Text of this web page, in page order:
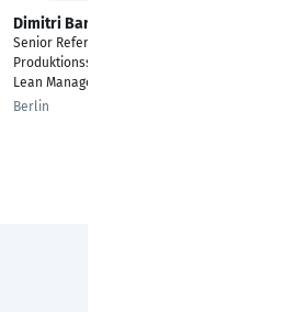
Dimitri Barabas
Senior Referent
Produktionssysteme /
Lean Management
Berlin